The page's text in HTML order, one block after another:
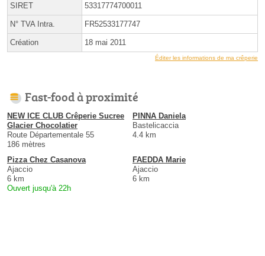
SIRET 53317774700011
N° TVA Intra. FR52533177747
Création 18 mai 2011
Éditer les informations de ma crêperie
Fast-food à proximité
NEW ICE CLUB Crêperie Sucree
Glacier Chocolatier
Route Départementale 55
186 mètres
PINNA Daniela
Bastelicaccia
4.4 km
Pizza Chez Casanova
Ajaccio
6 km
Ouvert jusqu'à 22h
FAEDDA Marie
Ajaccio
6 km